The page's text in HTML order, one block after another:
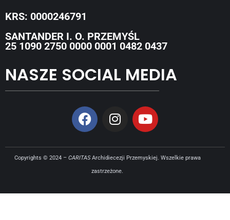
KRS: 0000246791
SANTANDER I. O. PRZEMYŚL
25 1090 2750 0000 0001 0482 0437
NASZE SOCIAL MEDIA
Copyrights © 2024 – CARITASArchidiecezji Przemyskiej. Wszelkie prawa
zastrzeżone.